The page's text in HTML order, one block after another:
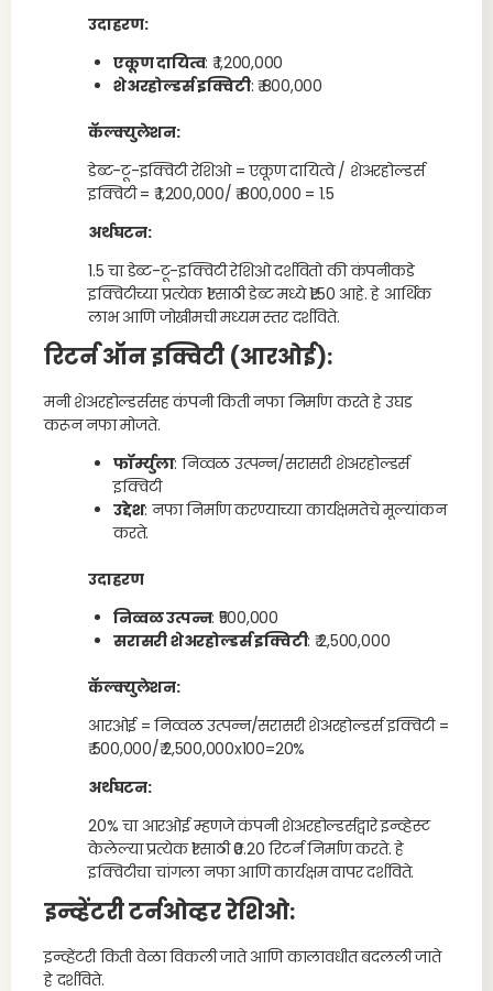
उदाहरण:
एकूण दायित्व: ₹ 1,200,000
शेअरहोल्डर्स इक्विटी: ₹ 800,000
कॅल्क्युलेशन:
डेब्ट-टू-इक्विटी रेशिओ = एकूण दायित्वे / शेअरहोल्डर्स
इक्विटी = ₹ 1,200,000/ ₹ 800,000 = 1.5
अर्थघटन:
1.5 चा डेब्ट-टू-इक्विटी रेशिओ दर्शवितो की कंपनीकडे
इक्विटीच्या प्रत्येक ₹1 साठी डेब्ट मध्ये ₹1.50 आहे. हे आर्थिक
लाभ आणि जोखीमची मध्यम स्तर दर्शविते.
रिटर्न ऑन इक्विटी (आरओई):
मनी शेअरहोल्डर्ससह कंपनी किती नफा निर्माण करते हे उघड
करून नफा मोजते.
फॉर्म्युला: निव्वळ उत्पन्न/सरासरी शेअरहोल्डर्स
इक्विटी
उद्देश: नफा निर्माण करण्याच्या कार्यक्षमतेचे मूल्यांकन
करते.
उदाहरण
निव्वळ उत्पन्न: ₹500,000
सरासरी शेअरहोल्डर्स इक्विटी: ₹ 2,500,000
कॅल्क्युलेशन:
आरओई = निव्वळ उत्पन्न/सरासरी शेअरहोल्डर्स इक्विटी =
₹ 500,000/₹ 2,500,000x100=20%
अर्थघटन:
20% चा आरओई म्हणजे कंपनी शेअरहोल्डर्सद्वारे इन्व्हेस्ट
केलेल्या प्रत्येक ₹1 साठी ₹0.20 रिटर्न निर्माण करते. हे
इक्विटीचा चांगला नफा आणि कार्यक्षम वापर दर्शविते.
इन्व्हेंटरी टर्नओव्हर रेशिओ:
इन्व्हेंटरी किती वेळा विकली जाते आणि कालावधीत बदलली जाते
हे दर्शविते.